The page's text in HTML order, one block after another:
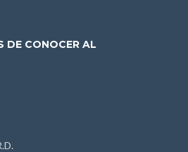
DE CONOCER AL